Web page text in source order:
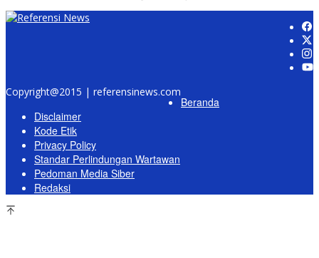
Copyright@2015 | referensinews.com
Beranda
Disclaimer
Kode Etik
Privacy Policy
Standar Perlindungan Wartawan
Pedoman Media Siber
Redaksi